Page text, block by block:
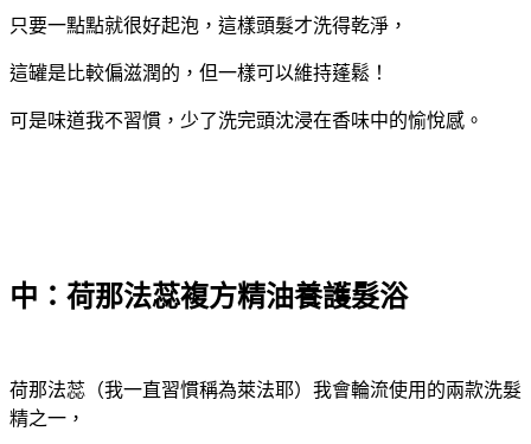
只要一點點就很好起泡，這樣頭髮才洗得乾淨，
這罐是比較偏滋潤的， 但一樣可以維持蓬鬆！
可是味道我不習慣，少了洗完頭沈浸在香味中的愉悅感。
中：荷那法蕊複方精油養護髮浴
荷那法蕊（我一直習慣稱為萊法耶）我會輪流使用的兩款洗髮
精之一，